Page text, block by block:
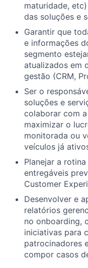
maturidade,
das soluções e
Garantir que
e informações
segmento
atualizados em
gestão (CRM,
Ser o
soluções e
colaborar com
maximizar o
monitorada ou
veículos já
Planejar a
entregáveis
Customer
Desenvolver e
relatórios
no onboarding,
iniciativas para
patrocinadores
compor casos